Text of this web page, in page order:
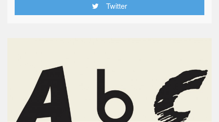
Twitter